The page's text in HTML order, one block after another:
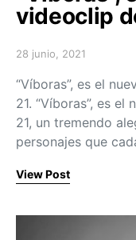
videoclip
Posted on
28 junio, 2021
“Víboras”, es el
21. “Víboras”, es
21, un tremendo
personajes que
View Post